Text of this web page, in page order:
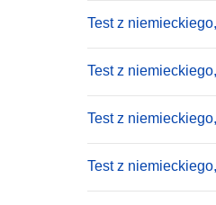
Test z
Test z
Test z
Test z